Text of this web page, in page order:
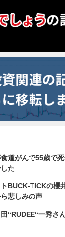
道がんで55歳で
た
トBUCK-TICKの櫻
悲しみの声
“RUDEE“一秀